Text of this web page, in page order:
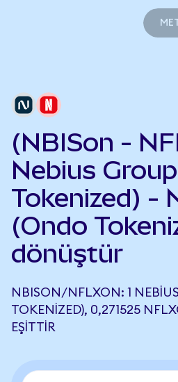
(NBISon -
Nebius
Tokenized) -
(Ondo
dönüştür
NBISON/NFLXON: 1
TOKENIZED), 0,271525
EŞITTIR